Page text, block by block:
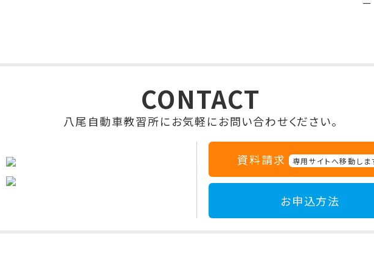
CONTACT
八尾自動車教習所にお気軽にお問い合わせください。
資料請求 専用サイトへ移動しま
お申込方法